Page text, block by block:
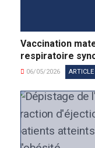
Vaccination
respiratoire
06/05/2026 ARTICLE